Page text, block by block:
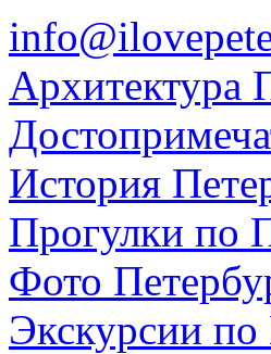
Архитектура
История
Прогулки по
Фото
Экскурсии по